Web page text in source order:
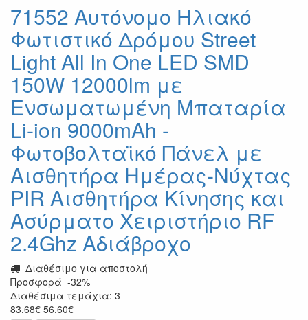
71552 Αυτόνομο Ηλιακό
Φωτιστικό Δρόμου Street
Light All In One LED SMD
150W 12000lm με
Ενσωματωμένη Μπαταρία
Li-ion 9000mAh -
Φωτοβολταϊκό Πάνελ με
Αισθητήρα Ημέρας-Νύχτας
PIR Αισθητήρα Κίνησης και
Ασύρματο Χειριστήριο RF
2.4Ghz Αδιάβροχο
Διαθέσιμο για αποστολή
Προσφορά -32%
Διαθέσιμα τεμάχια: 3
83.68€ 56.60€